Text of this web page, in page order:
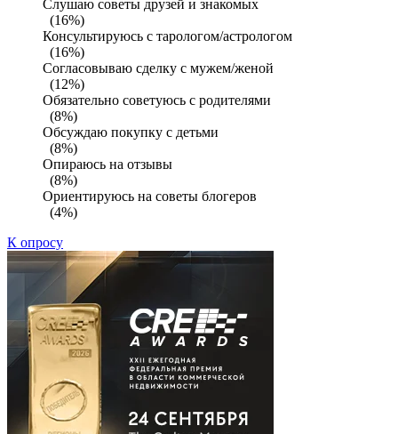
Слушаю советы друзей и знакомых
(16%)
Консультируюсь с тарологом/астрологом
(16%)
Согласовываю сделку с мужем/женой
(12%)
Обязательно советуюсь с родителями
(8%)
Обсуждаю покупку с детьми
(8%)
Опираюсь на отзывы
(8%)
Ориентируюсь на советы блогеров
(4%)
К опросу